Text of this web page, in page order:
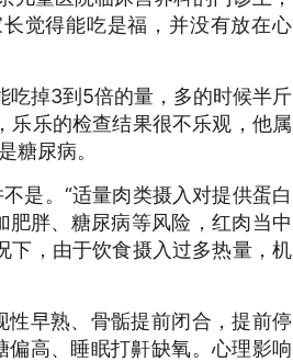
觉得能吃是福，并没有放在心
吃掉3到5倍的量，多的时候半斤
乐乐的检查结果很不乐观，他属
糖尿病。
是。“适量肉类摄入对提供蛋白
胖、糖尿病等风险，红肉当中
下，由于饮食摄入过多热量，机
早熟、骨骺提前闭合，提前停
高、睡眠打鼾缺氧。心理影响